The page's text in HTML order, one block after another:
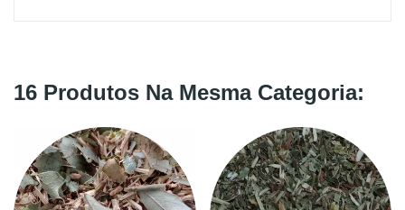
16 Produtos Na Mesma Categoria: